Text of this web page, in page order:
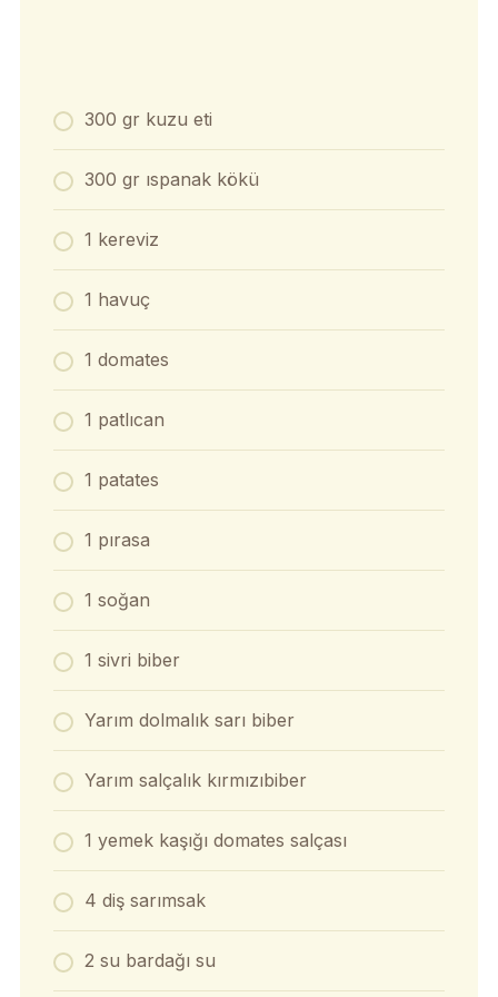
300 gr kuzu eti
300 gr ıspanak kökü
1 kereviz
1 havuç
1 domates
1 patlıcan
1 patates
1 pırasa
1 soğan
1 sivri biber
Yarım dolmalık sarı biber
Yarım salçalık kırmızıbiber
1 yemek kaşığı domates salçası
4 diş sarımsak
2 su bardağı su